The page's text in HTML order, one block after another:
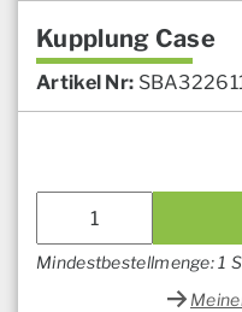
Kupplung Case
Artikel Nr:
Mindestbestellmenge: 1